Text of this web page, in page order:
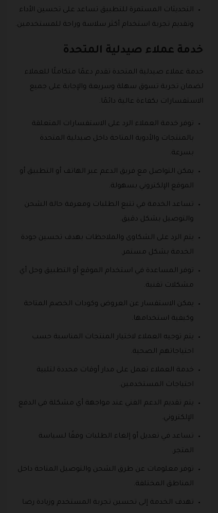
التحديثات المستمرة للتطبيق تساعد على تحسين الأداء
وتقديم تجربة استخدام أكثر سلاسة وراحة للمستخدمين.
خدمة عملاء صيدلية المتحدة
خدمة عملاء صيدلية المتحدة تقدم دعمًا متكاملًا للعملاء
لضمان تجربة تسوق سهلة وسريعة والإجابة على جميع
الاستفسارات بكفاءة عالية دائمًا.
توفر خدمة العملاء الرد على الاستفسارات المتعلقة
بالمنتجات والأدوية المتاحة داخل صيدلية المتحدة
بسرعة.
يمكن التواصل مع فريق الدعم عبر الهاتف أو التطبيق أو
الموقع الإلكتروني بسهولة.
تساعد الخدمة في تتبع الطلبات ومعرفة حالة الشحن
والتوصيل بشكل دقيق.
يتم الرد على الشكاوى والملاحظات بهدف تحسين جودة
الخدمة بشكل مستمر.
توفر المساعدة في استخدام الموقع أو التطبيق وحل أي
مشكلات تقنية.
يمكن الاستفسار عن العروض وكودات الخصم المتاحة
وكيفية استخدامها.
يتم توجيه العملاء لاختيار المنتجات المناسبة حسب
احتياجاتهم الصحية.
خدمة العملاء تعمل على مدار أوقات محددة لتلبية
احتياجات المستخدمين.
يتم تقديم الدعم الفني عند مواجهة أي مشكلة في الدفع
الإلكتروني.
تساعد في تعديل أو إلغاء الطلبات وفقًا لسياسة
المتجر.
توفر معلومات عن طرق الشحن والتوصيل المتاحة داخل
المناطق المختلفة.
تهدف الخدمة إلى تحسين تجربة المستخدم وزيادة رضا